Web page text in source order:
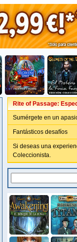
Rite of Passage:
Sumérgete en un
Fantásticos desafíos
Si deseas una
Coleccionista.